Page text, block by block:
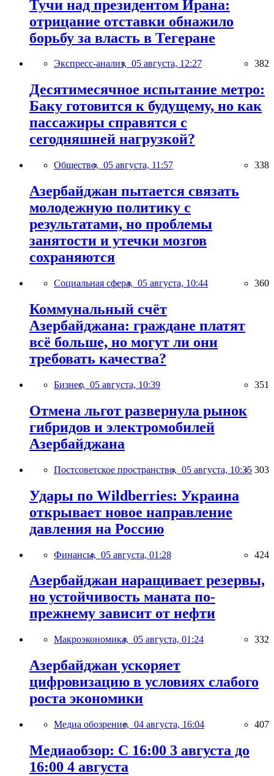
Тучи над президентом Ирана:
отрицание отставки обнажило
борьбу за власть в Тегеране
Экспресс-анализ, 05 августа, 12:27 382
Десятимесячное испытание метро:
Баку готовится к будущему, но как
пассажиры справятся с
сегодняшней нагрузкой?
Общество, 05 августа, 11:57 338
Азербайджан пытается связать
молодежную политику с
результатами, но проблемы
занятости и утечки мозгов
сохраняются
Социальная сфера, 05 августа, 10:44 360
Коммунальный счёт
Азербайджана: граждане платят
всё больше, но могут ли они
требовать качества?
Бизнес, 05 августа, 10:39 351
Отмена льгот развернула рынок
гибридов и электромобилей
Азербайджана
Постсоветское пространство, 05 августа, 10:35 303
Удары по Wildberries: Украина
открывает новое направление
давления на Россию
Финансы, 05 августа, 01:28 424
Азербайджан наращивает резервы,
но устойчивость маната по-
прежнему зависит от нефти
Макроэкономика, 05 августа, 01:24 332
Азербайджан ускоряет
цифровизацию в условиях слабого
роста экономики
Медиа обозрение, 04 августа, 16:04 407
Медиаобзор: С 16:00 3 августа до
16:00 4 августа